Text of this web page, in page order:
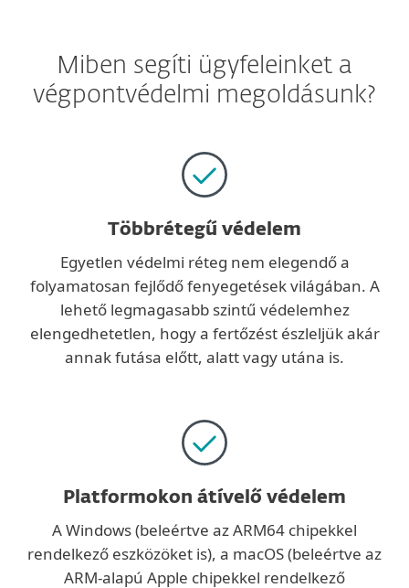
Miben segíti ügyfeleinket a
végpontvédelmi megoldásunk?
Többrétegű védelem
Egyetlen védelmi réteg nem elegendő a
folyamatosan fejlődő fenyegetések világában. A
lehető legmagasabb szintű védelemhez
elengedhetetlen, hogy a fertőzést észleljük akár
annak futása előtt, alatt vagy utána is.
Platformokon átívelő védelem
A Windows (beleértve az ARM64 chipekkel
rendelkező eszközöket is), a macOS (beleértve az
ARM-alapú Apple chipekkel rendelkező